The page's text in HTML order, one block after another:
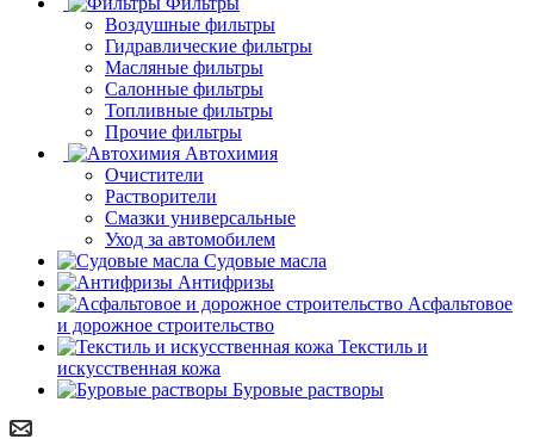
Воздушные фильтры
Гидравлические фильтры
Масляные фильтры
Салонные фильтры
Топливные фильтры
Прочие фильтры
Автохимия
Очистители
Растворители
Смазки универсальные
Уход за автомобилем
Судовые масла
Антифризы
Асфальтовое
и дорожное строительство
Текстиль и
искусственная кожа
Буровые растворы